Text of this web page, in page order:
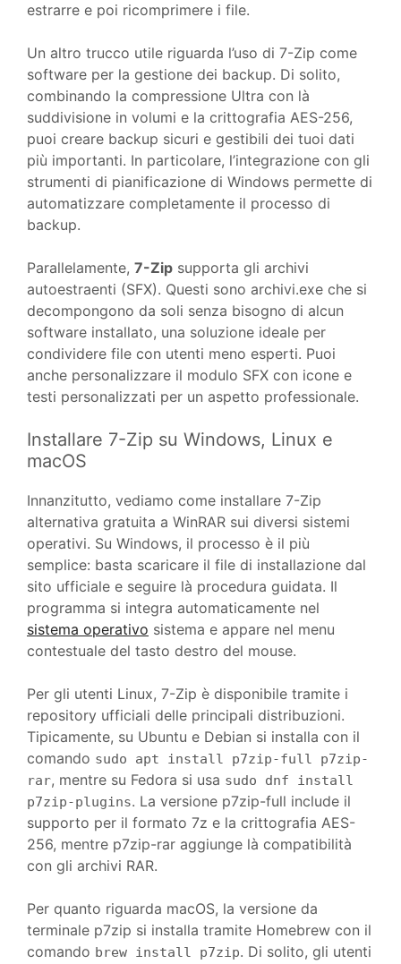
estrarre e poi ricomprimere i file.
Un altro trucco utile riguarda l’uso di 7-Zip come
software per la gestione dei backup. Di solito,
combinando la compressione Ultra con là
suddivisione in volumi e la crittografia AES-256,
puoi creare backup sicuri e gestibili dei tuoi dati
più importanti. In particolare, l’integrazione con gli
strumenti di pianificazione di Windows permette di
automatizzare completamente il processo di
backup.
Parallelamente, 7-Zip supporta gli archivi
autoestraenti (SFX). Questi sono archivi.exe che si
decompongono da soli senza bisogno di alcun
software installato, una soluzione ideale per
condividere file con utenti meno esperti. Puoi
anche personalizzare il modulo SFX con icone e
testi personalizzati per un aspetto professionale.
Installare 7-Zip su Windows, Linux e
macOS
Innanzitutto, vediamo come installare 7-Zip
alternativa gratuita a WinRAR sui diversi sistemi
operativi. Su Windows, il processo è il più
semplice: basta scaricare il file di installazione dal
sito ufficiale e seguire là procedura guidata. Il
programma si integra automaticamente nel
sistema operativo sistema e appare nel menu
contestuale del tasto destro del mouse.
Per gli utenti Linux, 7-Zip è disponibile tramite i
repository ufficiali delle principali distribuzioni.
Tipicamente, su Ubuntu e Debian si installa con il
comando sudo apt install p7zip-full p7zip-
rar, mentre su Fedora si usa sudo dnf install
p7zip-plugins. La versione p7zip-full include il
supporto per il formato 7z e la crittografia AES-
256, mentre p7zip-rar aggiunge là compatibilità
con gli archivi RAR.
Per quanto riguarda macOS, la versione da
terminale p7zip si installa tramite Homebrew con il
comando brew install p7zip. Di solito, gli utenti